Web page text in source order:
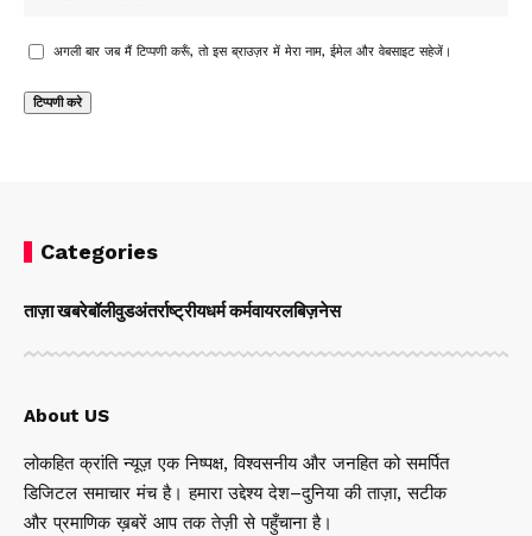
अगली बार जब मैं टिप्पणी करूँ, तो इस ब्राउज़र में मेरा नाम, ईमेल और वेबसाइट सहेजें।
Categories
ताज़ा खबरेबॉलीवुडअंतर्राष्ट्रीयधर्म कर्मवायरलबिज़नेस
About US
लोकहित क्रांति न्यूज़ एक निष्पक्ष, विश्वसनीय और जनहित को समर्पित
डिजिटल समाचार मंच है। हमारा उद्देश्य देश–दुनिया की ताज़ा, सटीक
और प्रमाणिक ख़बरें आप तक तेज़ी से पहुँचाना है।